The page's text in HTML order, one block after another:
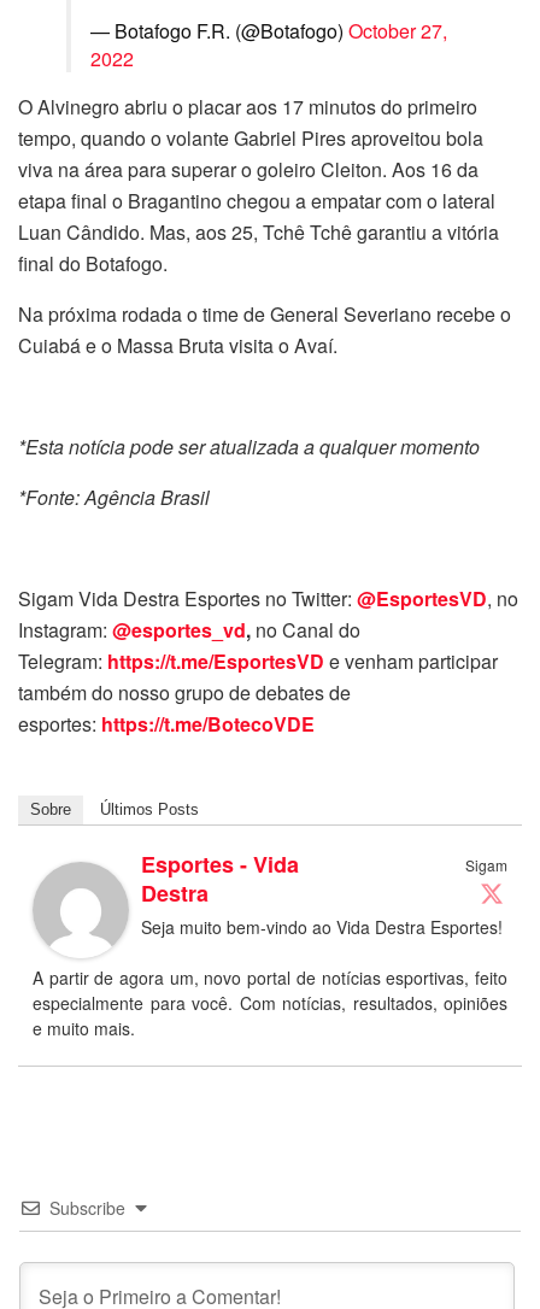
— Botafogo F.R. (@Botafogo) October 27,
2022
O Alvinegro abriu o placar aos 17 minutos do primeiro
tempo, quando o volante Gabriel Pires aproveitou bola
viva na área para superar o goleiro Cleiton. Aos 16 da
etapa final o Bragantino chegou a empatar com o lateral
Luan Cândido. Mas, aos 25, Tchê Tchê garantiu a vitória
final do Botafogo.
Na próxima rodada o time de General Severiano recebe o
Cuiabá e o Massa Bruta visita o Avaí.
*Esta notícia pode ser atualizada a qualquer momento
*Fonte: Agência Brasil
Sigam Vida Destra Esportes no Twitter: @EsportesVD, no
Instagram: @esportes_vd, no Canal do
Telegram: https://t.me/EsportesVD e venham participar
também do nosso grupo de debates de
esportes: https://t.me/BotecoVDE
Sobre Últimos Posts
Sigam
Esportes - Vida
Destra
Seja muito bem-vindo ao Vida Destra Esportes!
A partir de agora um, novo portal de notícias esportivas, feito
especialmente para você. Com notícias, resultados, opiniões
e muito mais.
Subscribe